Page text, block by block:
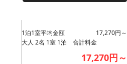
1泊1室平均金額
17,270円～
大人 2名 1室 1泊 合計料金
17,270円～